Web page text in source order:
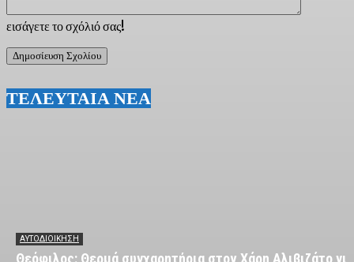
εισάγετε το σχόλιό σας!
ΤΕΛΕΥΤΑΙΑ ΝΕΑ
ΑΥΤΟΔΙΟΙΚΗΣΗ
Θεόφιλος: Θερμά συγχαρητήρια στον Χάρη Αλιβιζάτο για